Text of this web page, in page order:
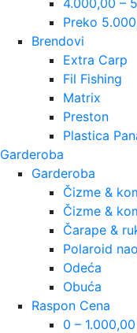
Preko
Brendovi
Extra Carp
Fil Fishing
Matrix
Preston
Plastica
Garderoba
Garderoba
Čizme &
Čizme &
Čarape &
Polaroid
Odeća
Obuća
Raspon Cena
0 – 1.000,00